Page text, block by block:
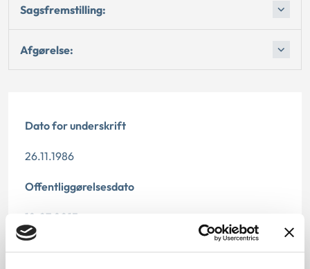
Sagsfremstilling:
Afgørelse:
Dato for underskrift
26.11.1986
Offentliggørelsesdato
12.07.2013
Paragraf